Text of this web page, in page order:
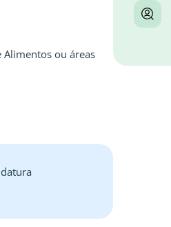
Alimentos ou áreas